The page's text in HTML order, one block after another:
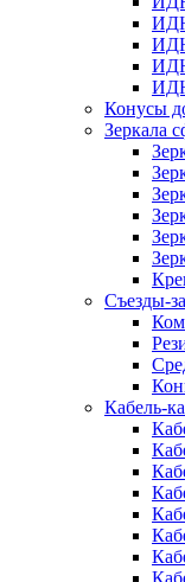
Конусы
Зеркала
Съезды-
Кабель-